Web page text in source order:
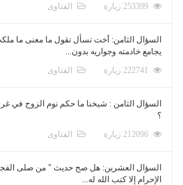
الفتاوى
السؤال الثامن: أخت تسأل تقول ما معنى ما
يجامع خادمته وجواريه بدون...
الفتاوى
السؤال الثامن : شيخنا ما حكم نوم الزوج في
؟
الفتاوى
السؤال العشرين: هل صح حديث " من صلى الفجر
الإحرام إلا كتب الله له...